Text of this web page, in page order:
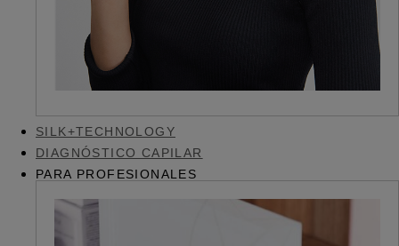
SILK+TECHNOLOGY
DIAGNÓSTICO CAPILAR
PARA PROFESIONALES